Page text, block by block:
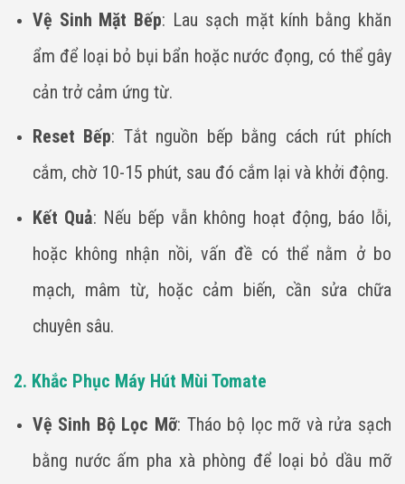
Vệ Sinh Mặt Bếp: Lau sạch mặt kính bằng khăn
ẩm để loại bỏ bụi bẩn hoặc nước đọng, có thể gây
cản trở cảm ứng từ.
Reset Bếp: Tắt nguồn bếp bằng cách rút phích
cắm, chờ 10-15 phút, sau đó cắm lại và khởi động.
Kết Quả: Nếu bếp vẫn không hoạt động, báo lỗi,
hoặc không nhận nồi, vấn đề có thể nằm ở bo
mạch, mâm từ, hoặc cảm biến, cần sửa chữa
chuyên sâu.
2. Khắc Phục Máy Hút Mùi Tomate
Vệ Sinh Bộ Lọc Mỡ: Tháo bộ lọc mỡ và rửa sạch
bằng nước ấm pha xà phòng để loại bỏ dầu mỡ